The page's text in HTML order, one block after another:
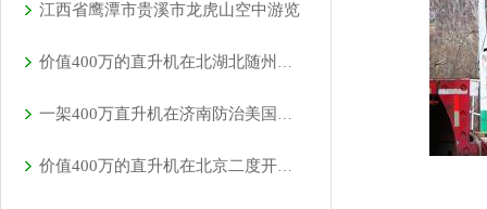
江西省鹰潭市贵溪市龙虎山空中游览
价值400万的直升机在北湖北随州进行空中航测
一架400万直升机在济南防治美国白蛾
价值400万的直升机在北京二度开展空中巡检